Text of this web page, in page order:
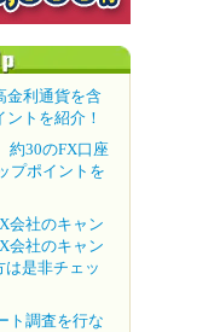
金利通貨を含
トを紹介！
約30のFX口座
プポイントを
会社のキャン
会社のキャン
是非チェッ
ト調査を行な